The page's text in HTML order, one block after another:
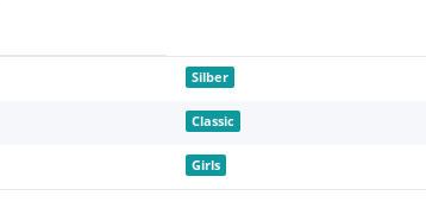
Silber
Classic
Girls